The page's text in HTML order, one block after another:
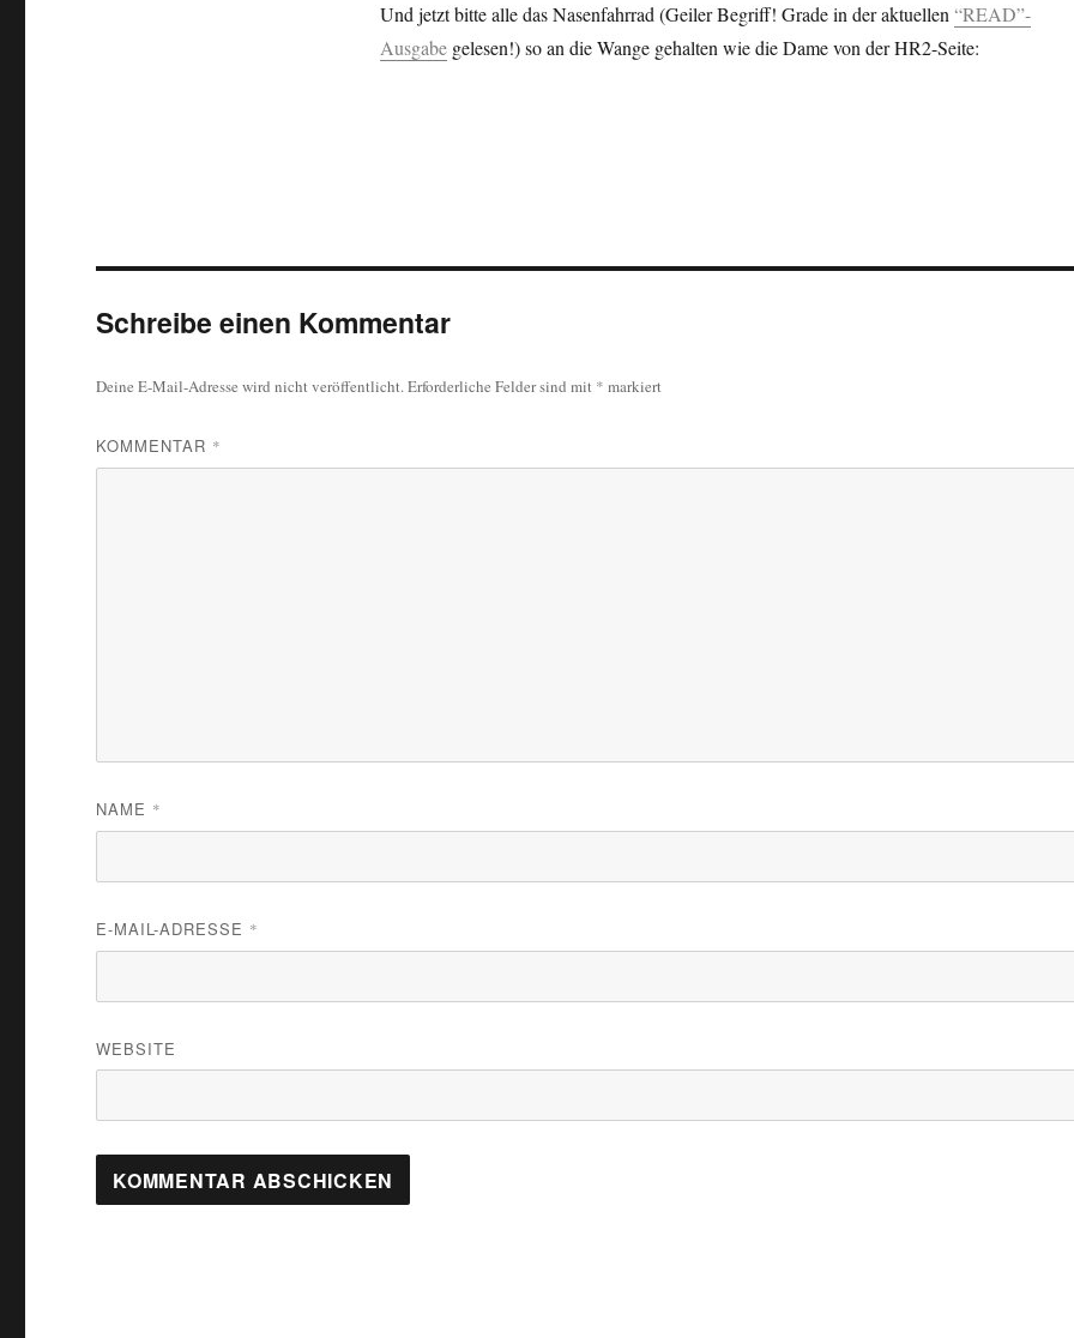
Und jetzt bitte alle das Nasenfahrrad (Geiler Begriff! Grade in der aktuellen“READ”-
Ausgabegelesen!) so an die Wange gehalten wie die Dame von der HR2-Seite:
Schreibe einen Kommentar
Deine E-Mail-Adresse wird nicht veröffentlicht.Erforderliche Felder sind mit * markiert
KOMMENTAR *
NAME *
E-MAIL-ADRESSE *
WEBSITE